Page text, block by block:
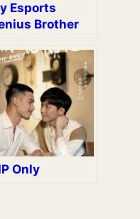
Esports
Brother
Only